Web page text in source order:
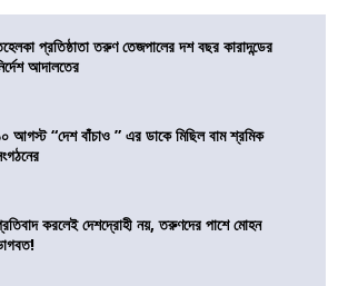
প্রতিষ্ঠাতা তরুণ তেজপালের দশ বছর কারাদন্ডের
আদালতের
আগস্ট “দেশ বাঁচাও ” এর ডাকে মিছিল বাম শ্রমিক
করলেই দেশদ্রোহী নয়, তরুণদের পাশে মোহন